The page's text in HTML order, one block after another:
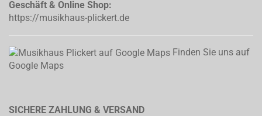
Geschäft & Online Shop:
https://musikhaus-plickert.de
Finden Sie uns auf
Google Maps
SICHERE ZAHLUNG & VERSAND